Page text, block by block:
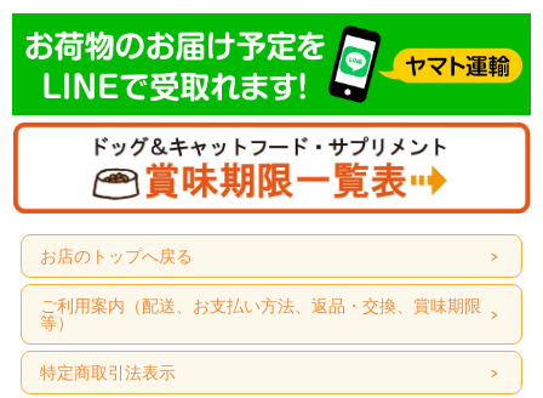
商品名
ナチュラルハーベスト スキン&コート 《皮膚・被毛ケア》
健康的な皮膚・被毛 ”ナチュラルビューティー"のための食事
お店のトップへ戻る
ご利用案内（配送、お支払い方法、返品・交換、賞味期限
等）
特定商取引法表示